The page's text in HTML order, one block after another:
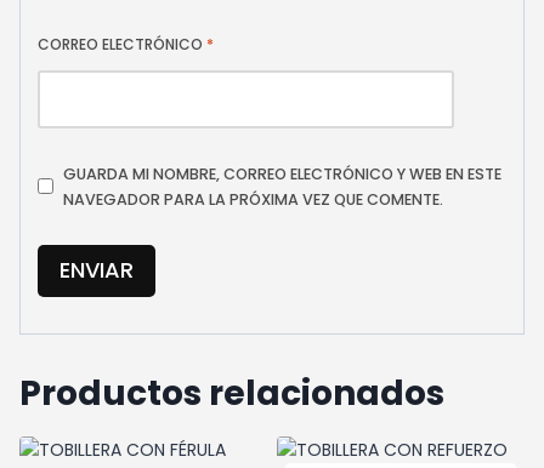
CORREO ELECTRÓNICO *
GUARDA MI NOMBRE, CORREO ELECTRÓNICO Y WEB EN ESTE
NAVEGADOR PARA LA PRÓXIMA VEZ QUE COMENTE.
Productos relacionados